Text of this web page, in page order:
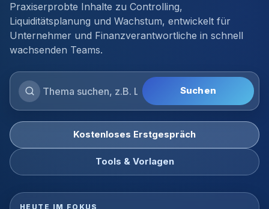
Praxiserprobte Inhalte zu Controlling,
Liquiditätsplanung und Wachstum, entwickelt für
Unternehmer und Finanzverantwortliche in schnell
wachsenden Teams.
Blog
durchsuchen
Suchen
Kostenloses Erstgespräch
Tools & Vorlagen
HEUTE IM FOKUS